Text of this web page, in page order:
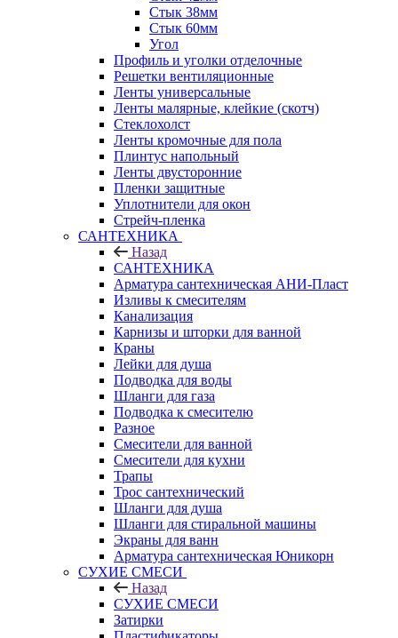
Стык 38мм
Стык 60мм
Угол
Профиль и уголки отделочные
Решетки вентиляционные
Ленты универсальные
Ленты малярные, клейкие (скотч)
Стеклохолст
Ленты кромочные для пола
Плинтус напольный
Ленты двусторонние
Пленки защитные
Уплотнители для окон
Стрейч-пленка
САНТЕХНИКА
Назад
САНТЕХНИКА
Арматура сантехническая АНИ-Пласт
Изливы к смесителям
Канализация
Карнизы и шторки для ванной
Краны
Лейки для душа
Подводка для воды
Шланги для газа
Подводка к смесителю
Разное
Смесители для ванной
Смесители для кухни
Трапы
Трос сантехнический
Шланги для душа
Шланги для стиральной машины
Экраны для ванн
Арматура сантехническая Юникорн
СУХИЕ СМЕСИ
Назад
СУХИЕ СМЕСИ
Затирки